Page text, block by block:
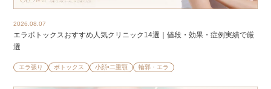
2026.08.07
エラボトックスおすすめ人気クリニック14選｜値段・効果・症例実績で厳
選
エラ張り ボトックス 小顔•二重顎 輪郭・エラ